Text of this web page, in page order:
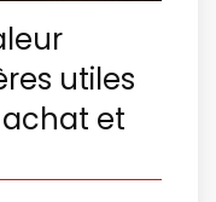
utiles
et